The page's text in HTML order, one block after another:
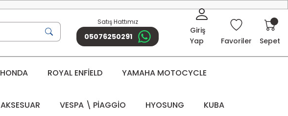
Satış Hattımız
05076250291
Giriş
Yap
Favoriler Sepet
HONDA ROYAL ENFİELD YAMAHA MOTOCYCLE
AKSESUAR VESPA \ PİAGGİO HYOSUNG KUBA